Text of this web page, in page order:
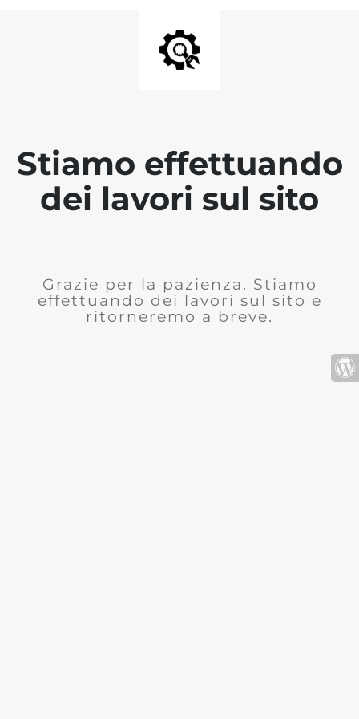
Stiamo effettuando
dei lavori sul sito
Grazie per la pazienza. Stiamo
effettuando dei lavori sul sito e
ritorneremo a breve.